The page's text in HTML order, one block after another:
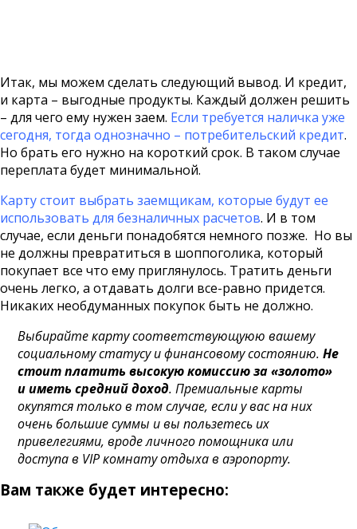
Итак, мы можем сделать следующий вывод. И кредит,
и карта – выгодные продукты. Каждый должен решить
– для чего ему нужен заем. Если требуется наличка уже
сегодня, тогда однозначно – потребительский кредит.
Но брать его нужно на короткий срок. В таком случае
переплата будет минимальной.
Карту стоит выбрать заемщикам, которые будут ее
использовать для безналичных расчетов. И в том
случае, если деньги понадобятся немного позже. Но вы
не должны превратиться в шоппоголика, который
покупает все что ему приглянулось. Тратить деньги
очень легко, а отдавать долги все-равно придется.
Никаких необдуманных покупок быть не должно.
Выбирайте карту соответствующуюю вашему
социальному статусу и финансовому состоянию.Не
стоит платить высокую комиссию за «золото»
и иметь средний доход. Премиальные карты
окупятся только в том случае, если у вас на них
очень большие суммы и вы пользетесь их
привелегиями, вроде личного помощника или
доступа в VIP комнату отдыха в аэропорту.
Вам также будет интересно: